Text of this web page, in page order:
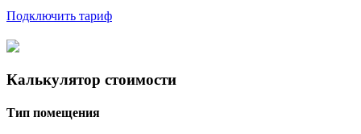
Подключить тариф
Калькулятор стоимости
Тип помещения